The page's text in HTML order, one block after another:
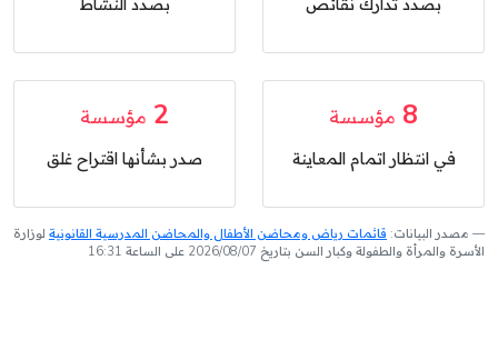
بصدد تدارك نقائص بصدد النشاط
8 مؤسسة
في انتظار اتمام المعاينة
2 مؤسسة
صدر بشأنها اقتراح غلق
مصدر البيانات: قائمات رياض ومحاضن الأطفال والمحاضن المدرسية القانونية لوزارة
الأسرة والمرأة والطفولة وكبار السن بتاريخ 2026/08/07 على الساعة 16:31